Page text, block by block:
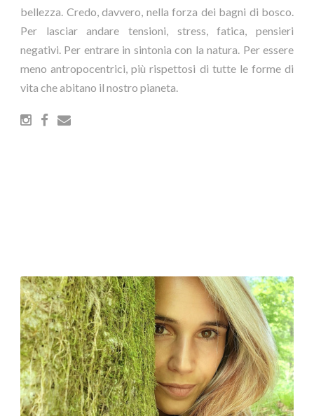
bellezza. Credo, davvero, nella forza dei bagni di bosco.
Per lasciar andare tensioni, stress, fatica, pensieri
negativi. Per entrare in sintonia con la natura. Per essere
meno antropocentrici, più rispettosi di tutte le forme di
vita che abitano il nostro pianeta.